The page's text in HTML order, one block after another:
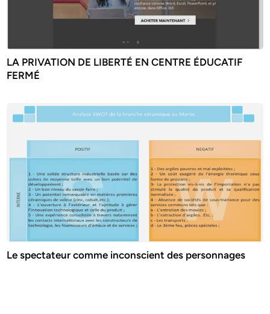
LA PRIVATION DE LIBERTÉ EN CENTRE ÉDUCATIF
FERMÉ
Le spectateur comme inconscient des personnages